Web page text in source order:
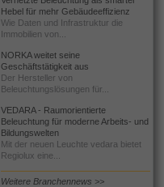
Hebel für mehr Gebäudeeffizienz
Wie Daten und Infrastruktur die
Immobilien von...
NORKA weitet seine
Geschäftstätigkeit aus
Der Hersteller von
Beleuchtungslösungen für...
VEDARA - Raumorientierte
Beleuchtung für moderne Arbeits- und
Bildungswelten
Mit der neuen Leuchte vedara bietet
Regiolux eine...
Weitere Branchennews >>